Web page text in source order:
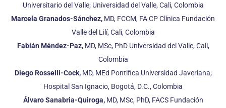
Universitario del Valle; Universidad del Valle, Cali, Colombia
Marcela Granados-Sánchez, MD, FCCM, FA CP Clínica Fundación
Valle del Lilí, Cali, Colombia
Fabián Méndez-Paz,MD, MSc, PhD Universidad del Valle, Cali,
Colombia
Diego Rosselli-Cock,MD, MEd Pontifica Universidad Javeriana;
Hospital San Ignacio, Bogotá, D.C., Colombia
Álvaro Sanabria-Quiroga,MD, MSc, PhD, FACS Fundación